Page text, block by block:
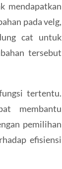
mendapatkan
pada velg,
cat untuk
tersebut
tertentu.
membantu
pemilihan
efisiensi